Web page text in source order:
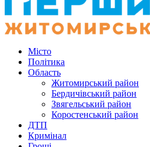
Місто
Політика
Область
Житомирський район
Бердичівський район
Звягельський район
Коростенський район
ДТП
Кримінал